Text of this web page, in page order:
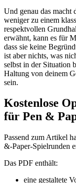
Und genau das
weniger zu einem
respektvollen
erwähnt, kann es für
dass sie keine
ist aber nichts, was
selbst in der Situation
Haltung von deinem
sein.
Kostenlose
für Pen &
Passend zum Artikel
&-Paper-Spielrunden
Das PDF enthält:
eine gestaltete